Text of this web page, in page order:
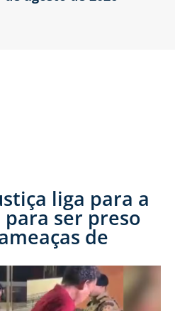
liga para a
ser preso
de